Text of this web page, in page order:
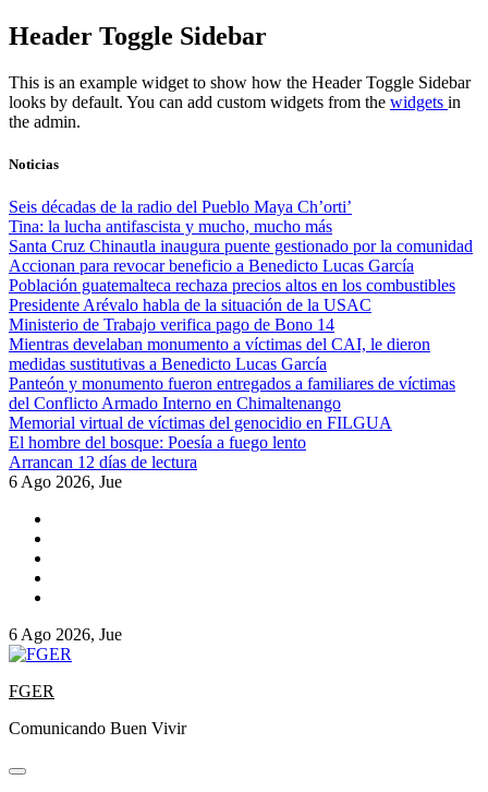
Skip
to
Header Toggle Sidebar
This is an example widget to show how the Header Toggle Sidebar
looks by default. You can add custom widgets from the widgets in
the admin.
Noticias
Seis décadas de la radio del Pueblo Maya Ch’orti’
Tina: la lucha antifascista y mucho, mucho más
Santa Cruz Chinautla inaugura puente gestionado por la comunidad
Accionan para revocar beneficio a Benedicto Lucas García
Población guatemalteca rechaza precios altos en los combustibles
Presidente Arévalo habla de la situación de la USAC
Ministerio de Trabajo verifica pago de Bono 14
Mientras develaban monumento a víctimas del CAI, le dieron
medidas sustitutivas a Benedicto Lucas García
Panteón y monumento fueron entregados a familiares de víctimas
del Conflicto Armado Interno en Chimaltenango
Memorial virtual de víctimas del genocidio en FILGUA
El hombre del bosque: Poesía a fuego lento
Arrancan 12 días de lectura
6 Ago 2026, Jue
6 Ago 2026, Jue
FGER
Comunicando Buen Vivir